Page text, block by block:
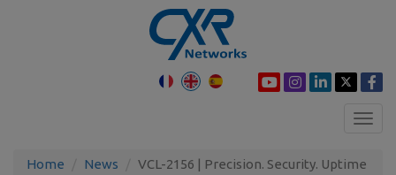
Home News VCL-2156 | Precision. Security. Uptime